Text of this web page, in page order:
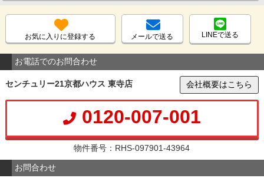
お気に入りに登録する メールで送る LINEで送る
お電話でのお問合わせ
センチュリー21京都ハウス 東寺店 会社概要はこちら
0120-007-001
物件番号：RHS-097901-43964
お問合わせ